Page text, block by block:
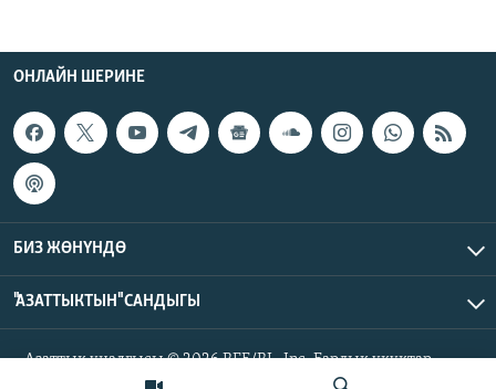
ОНЛАЙН ШЕРИНЕ
БИЗ ЖӨНҮНДӨ
"АЗАТТЫКТЫН" САНДЫГЫ
Азаттык үналгысы © 2026 RFE/RL, Inc. Бардык укуктар